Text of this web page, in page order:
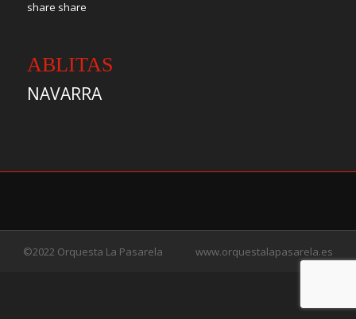
ABLITAS
NAVARRA
©2022 Orquesta La Pasarela www.orquestalapasarela.es